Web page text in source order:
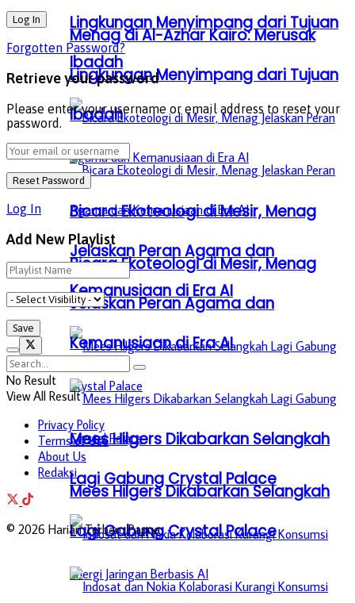
Lingkungan Menyimpang dari Tujuan
Ibadah
Bicara Ekoteologi di Mesir, Menag
Jelaskan Peran Agama dan
Kemanusiaan di Era AI
Mees Hilgers Dikabarkan Selangkah
Lagi Gabung Crystal Palace
Menag di Al-Azhar Kairo: Merusak
Lingkungan Menyimpang dari Tujuan
Ibadah
Bicara Ekoteologi di Mesir, Menag
Jelaskan Peran Agama dan
Kemanusiaan di Era AI
Mees Hilgers Dikabarkan Selangkah
Lagi Gabung Crystal Palace
Forgotten Password?
Retrieve your password
Please enter your username or email address to reset your
password.
Log In
Add New Playlist
No Result
View All Result
Privacy Policy
Terms of Use
About Us
Redaksi
© 2026 Harian Terbaru Papua